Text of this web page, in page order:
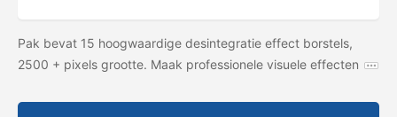
Pak bevat 15 hoogwaardige desintegratie effect borstels,
2500 + pixels grootte. Maak professionele visuele effecten